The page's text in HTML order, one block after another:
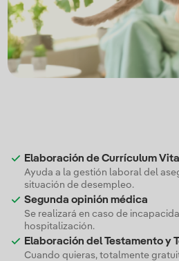
Elaboración de Currículum
Ayuda a la gestión laboral del
situación de desempleo.
Segunda opinión médica
Se realizará en caso de
hospitalización.
Elaboración del Testamento y
Cuando quieras, totalmente